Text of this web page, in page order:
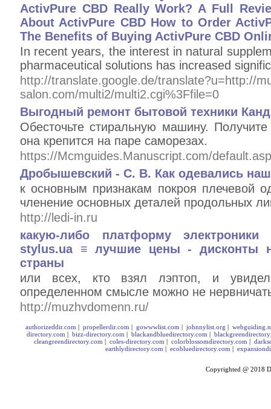
ActivPure CBD Really Work? A Full
About ActivPure CBD How to Order
The Benefits of Buying ActivPure CBD
In recent years, the interest in natural
pharmaceutical solutions has increased
http://translate.google.de/translate?u=http://
salon.com/multi2/multi2.cgi%3Ffile=0
Выгодный ремонт бытовой техники
Обесточьте стиральную машину.
она крепится на паре саморезах.
https://Mcmguides.Manuscript.com/
Дробышевский - С. В. Как одевались
к основным признакам покроя плечевой
членение основных деталей продольных
http://ledi-in.ru
какую-либо платформу
stylus.ua ≡ лучшие цены - дисконты
страны
или всех, кто взял лэптоп, и
определенном смысле можно не
http://muzhvdomenn.ru/
authorizeddir.com | propellerdir.com | gowwwlist.com | johnnylist.org |
directory.com | bizz-directory.com | blackandbluedirectory.com |
cleangreendirectory.com | coles-directory.com | colorblossomdirectory.com |
earthlydirectory.com | ecobluedirectory.com |
Copyrighted @ 2018